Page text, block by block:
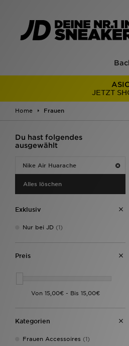
JETZT
Home Frauen
Du hast folgendes
ausgewählt
Nike Air Huarache
Alles löschen
Exklusiv
Nur bei JD (1)
Preis
Kategorien
Frauen Accessoires (1)